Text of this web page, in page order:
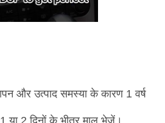
और उत्पाद समस्या के कारण 1 वर्ष